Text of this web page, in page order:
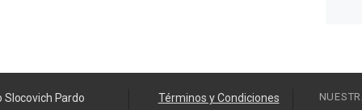
Slocovich Pardo Términos y Condiciones